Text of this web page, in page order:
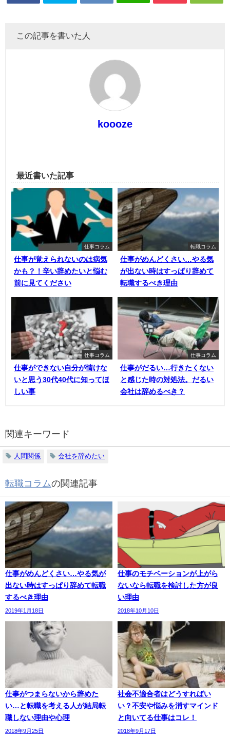
この記事を書いた人
koooze
最近書いた記事
仕事コラム
仕事が覚えられないのは病気
かも？！辛い辞めたいと悩む
前に見てください
転職コラム
仕事がめんどくさい…やる気
が出ない時はすっぱり辞めて
転職するべき理由
仕事コラム
仕事ができない自分が情けな
いと思う30代40代に知ってほ
しい事
仕事コラム
仕事がだるい…行きたくない
と感じた時の対処法。だるい
会社は辞めるべき？
関連キーワード
人間関係 会社を辞めたい
転職コラムの関連記事
仕事がめんどくさい…やる気が
出ない時はすっぱり辞めて転職
するべき理由
2019年1月18日
仕事のモチベーションが上がら
ないなら転職を検討した方が良
い理由
2018年10月10日
仕事がつまらないから辞めた
い…と転職を考える人が結局転
職しない理由や心理
2018年9月25日
社会不適合者はどうすればい
い？不安や悩みを消すマインド
と向いてる仕事はコレ！
2018年9月17日